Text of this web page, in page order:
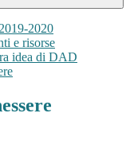
2020
e risorse
idea di DAD